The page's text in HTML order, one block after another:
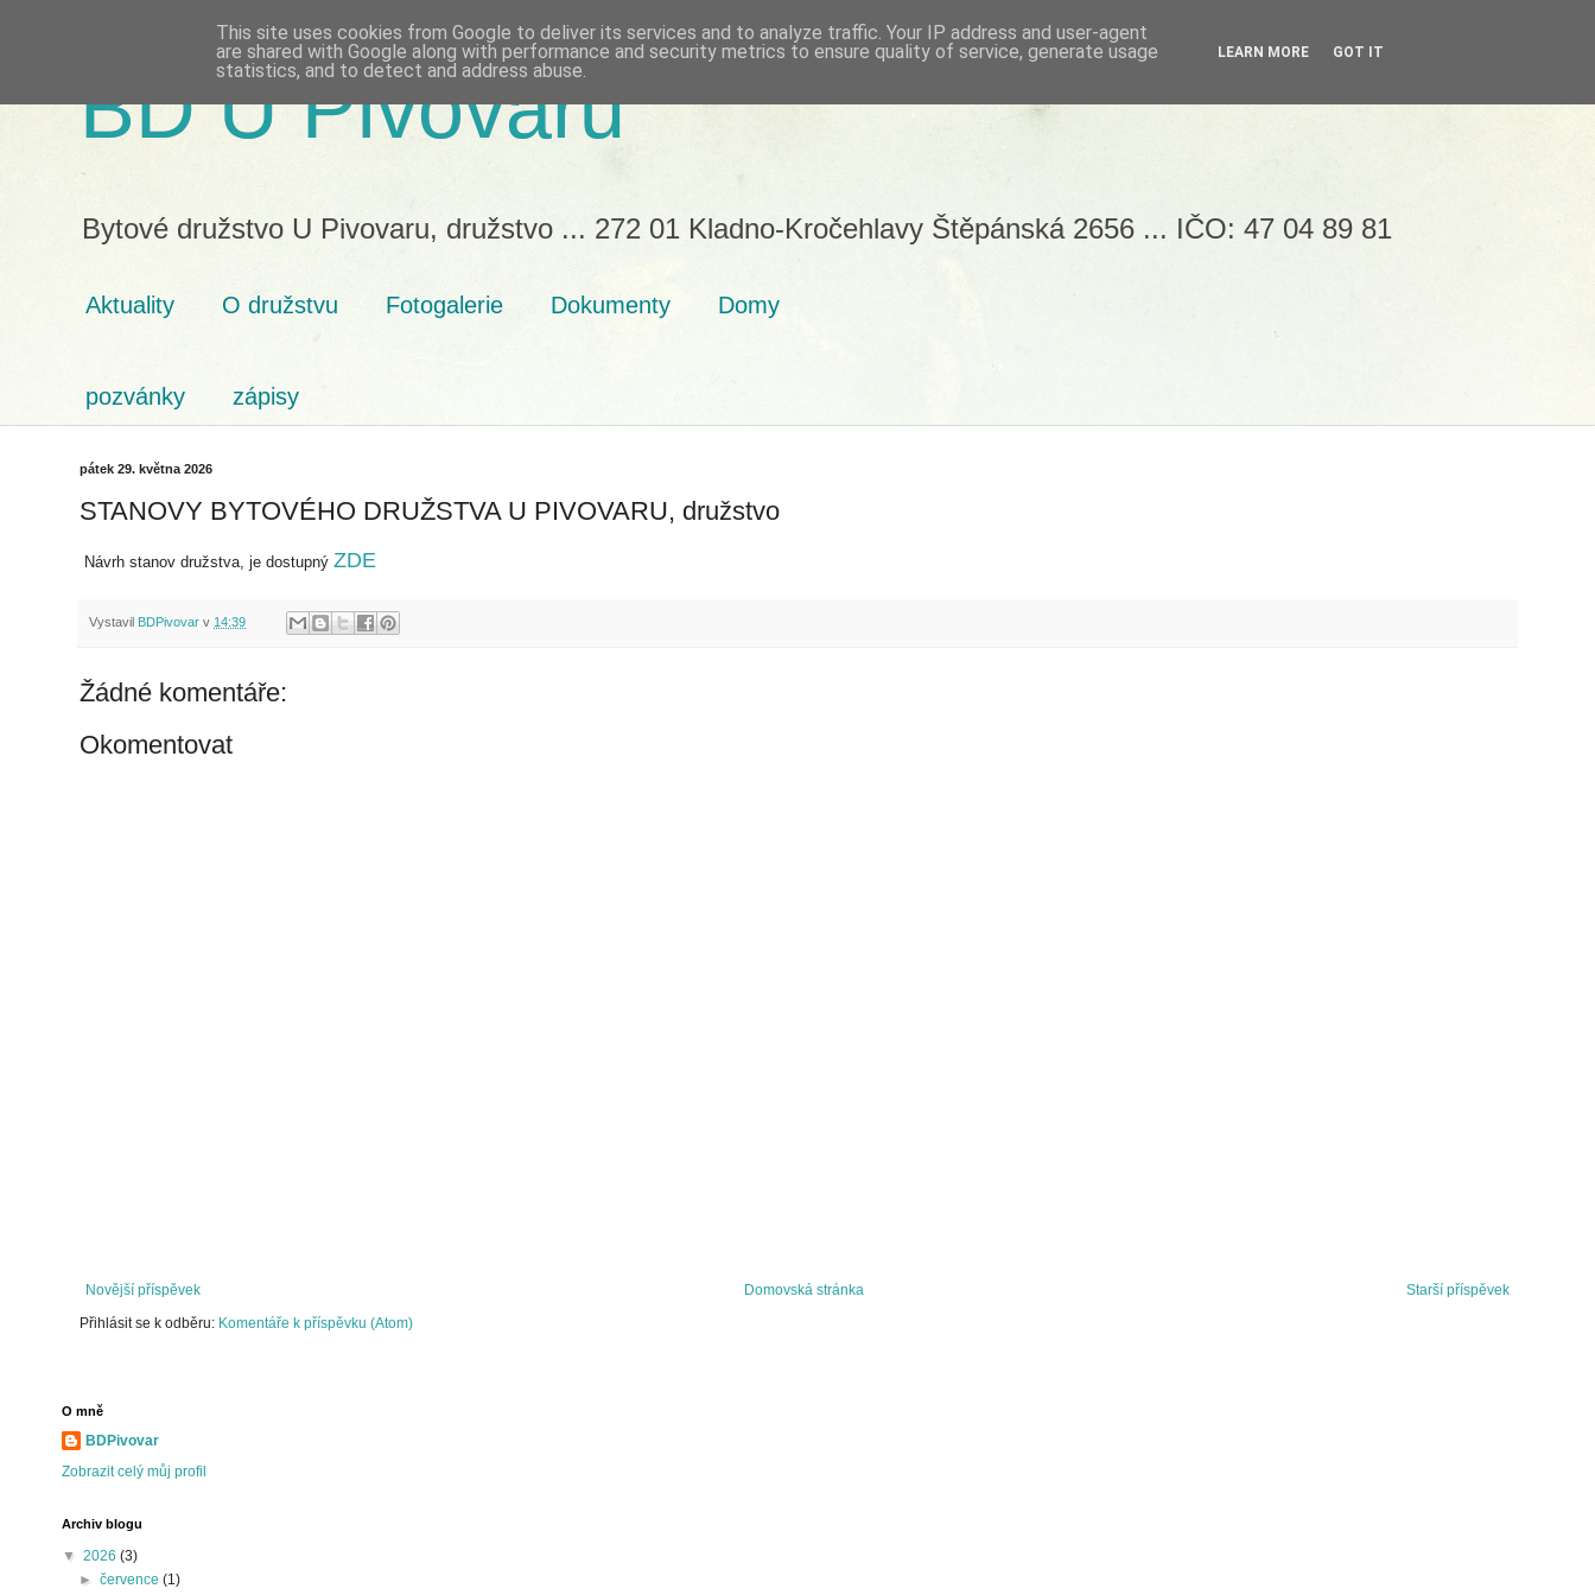
BD U Pivovaru
Bytové družstvo U Pivovaru, družstvo ... 272 01 Kladno-Kročehlavy Štěpánská 2656 ... IČO: 47 04 89 81
Aktuality O družstvu Fotogalerie Dokumenty Domy
pozvánky zápisy
pátek 29. května 2026
STANOVY BYTOVÉHO DRUŽSTVA U PIVOVARU, družstvo
Návrh stanov družstva, je dostupný ZDE
Vystavil BDPivovar v 14:39
Žádné komentáře:
Okomentovat
Novější příspěvek Starší příspěvek
Domovská stránka
Přihlásit se k odběru: Komentáře k příspěvku (Atom)
O mně
BDPivovar
Zobrazit celý můj profil
Archiv blogu
▼ 2026 (3)
►července(1)
This site uses cookies from Google to deliver its services and to analyze traffic. Your IP address and user-agent
are shared with Google along with performance and security metrics to ensure quality of service, generate usage
statistics, and to detect and address abuse.
LEARN MORE GOT IT